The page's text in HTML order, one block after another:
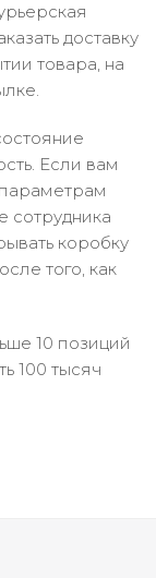
доставку
товара, на
Если вам
параметрам
сотрудника
коробку
того, как
10 позиций
100 тысяч